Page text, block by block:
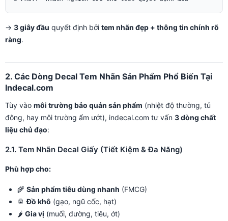
→ 3 giây đầu quyết định bởi tem nhãn đẹp + thông tin chính rõ
ràng.
2. Các Dòng Decal Tem Nhãn Sản Phẩm Phổ Biến Tại
Indecal.com
Tùy vào môi trường bảo quản sản phẩm (nhiệt độ thường, tủ
đông, hay môi trường ẩm ướt), indecal.com tư vấn 3 dòng chất
liệu chủ đạo:
2.1. Tem Nhãn Decal Giấy (Tiết Kiệm & Đa Năng)
Phù hợp cho:
🌾 Sản phẩm tiêu dùng nhanh (FMCG)
🥫Đồ khô (gạo, ngũ cốc, hạt)
🌶️ Gia vị (muối, đường, tiêu, ớt)